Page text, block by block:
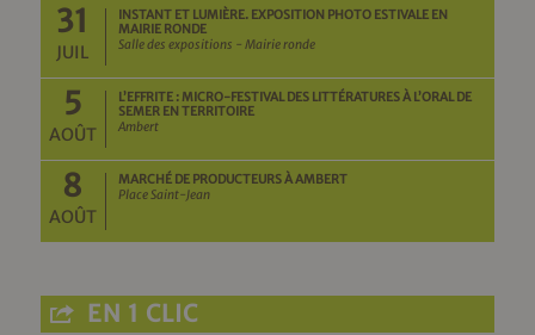
31
JUIL
INSTANT ET LUMIÈRE. EXPOSITION PHOTO ESTIVALE EN
MAIRIE RONDE
Salle des expositions - Mairie ronde
5
AOÛT
L’EFFRITE : MICRO-FESTIVAL DES LITTÉRATURES À L’ORAL DE
SEMER EN TERRITOIRE
Ambert
8
AOÛT
MARCHÉ DE PRODUCTEURS À AMBERT
Place Saint-Jean
EN 1 CLIC